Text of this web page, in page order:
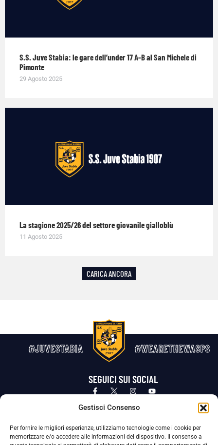
Gestisci Consenso
Per fornire le migliori esperienze, utilizziamo tecnologie come i cookie per
memorizzare e/o accedere alle informazioni del dispositivo. Il consenso a
S.S. Juve Stabia: le gare dell’under 17 A-B al San Michele di
Pimonte
29 Agosto 2025
La stagione 2025/26 del settore giovanile gialloblù
11 Agosto 2025
CARICA ANCORA
#JUVESTABIA #WEARETHEWASPS
SEGUICI SUI SOCIAL
Privacy Policy Cookie Policy
La Società ha nominato il Responsabile della Protezione dei Dati Personali (DPO), figura specializzata che vigila sulle modalità
adottate dalla nostra Società per tutelare i Suoi dati personali.